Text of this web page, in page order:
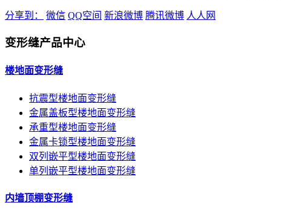
分享到： 微信 QQ空间 新浪微博 腾讯微博 人人网
变形缝产品中心
楼地面变形缝
抗震型楼地面变形缝
金属盖板型楼地面变形缝
承重型楼地面变形缝
金属卡锁型楼地面变形缝
双列嵌平型楼地面变形缝
单列嵌平型楼地面变形缝
内墙顶棚变形缝